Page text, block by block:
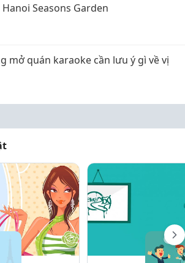
Seasons Garden
mở quán karaoke cần lưu ý gì về vị